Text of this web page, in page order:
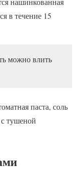
в течение 15
можно влить
паста, соль
тушеной